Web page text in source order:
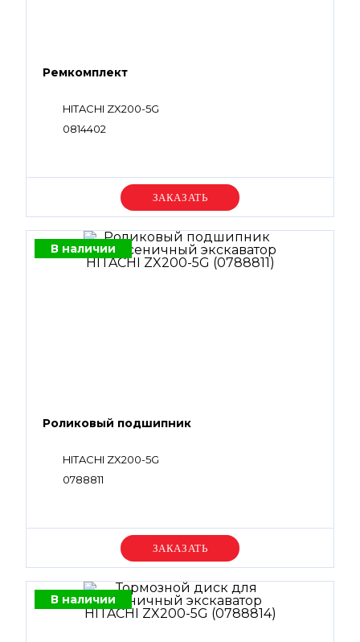
Ремкомплект
HITACHI ZX200-5G
0814402
Уточняйте цену
В наличии
Роликовый подшипник
HITACHI ZX200-5G
0788811
Уточняйте цену
В наличии